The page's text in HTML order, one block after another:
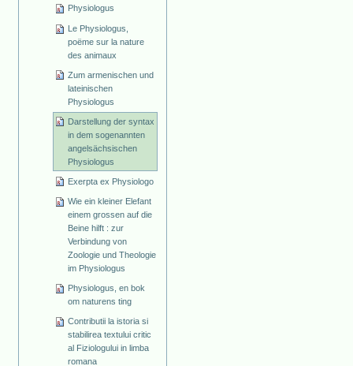
Physiologus
Le Physiologus,
poëme sur la nature
des animaux
Zum armenischen und
lateinischen
Physiologus
Darstellung der syntax
in dem sogenannten
angelsächsischen
Physiologus
Exerpta ex Physiologo
Wie ein kleiner Elefant
einem grossen auf die
Beine hilft : zur
Verbindung von
Zoologie und Theologie
im Physiologus
Physiologus, en bok
om naturens ting
Contributii la istoria si
stabilirea textului critic
al Fiziologului in limba
romana